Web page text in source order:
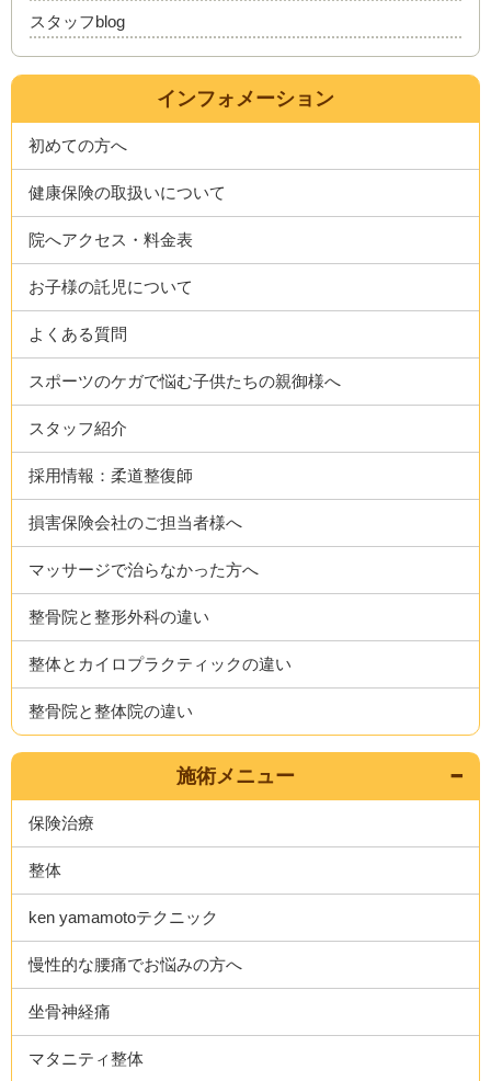
スタッフblog
インフォメーション
初めての方へ
健康保険の取扱いについて
院へアクセス・料金表
お子様の託児について
よくある質問
スポーツのケガで悩む子供たちの親御様へ
スタッフ紹介
採用情報：柔道整復師
損害保険会社のご担当者様へ
マッサージで治らなかった方へ
整骨院と整形外科の違い
整体とカイロプラクティックの違い
整骨院と整体院の違い
施術メニュー
保険治療
整体
ken yamamotoテクニック
慢性的な腰痛でお悩みの方へ
坐骨神経痛
マタニティ整体